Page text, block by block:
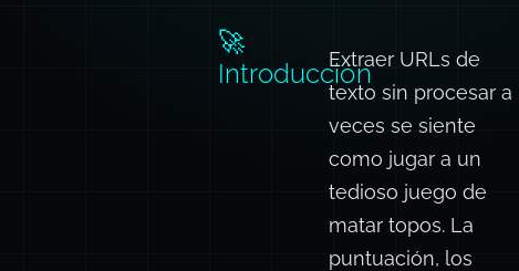
IntroducciónExtraer URLs de
texto sin procesar a
veces se siente
como jugar a un